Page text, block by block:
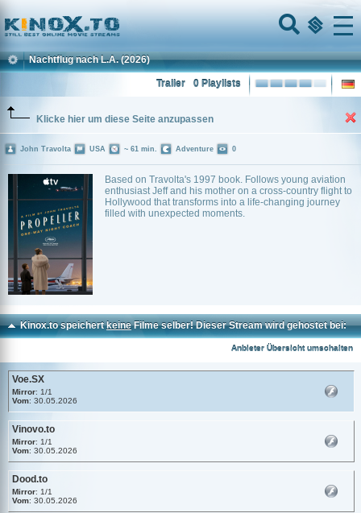
Home
Menu
Nachtflug nach L.A. (2026)
0 Playlists
Trailer
Klicke hier um diese Seite anzupassen
Based on Travolta's 1997 book. Follows young aviation
enthusiast Jeff and his mother on a cross-country flight to
Hollywood that transforms into a life-changing journey
filled with unexpected moments.
John Travolta USA ~ 61 min. Adventure 0
Kinox.to speichertkeineFilme selber! Dieser Stream wird gehostet bei:
Anbieter Übersicht umschalten
Voe.SX
Mirror: 1/1
Vom: 30.05.2026
Vinovo.to
Mirror: 1/1
Vom: 30.05.2026
Dood.to
Mirror: 1/1
Vom: 30.05.2026